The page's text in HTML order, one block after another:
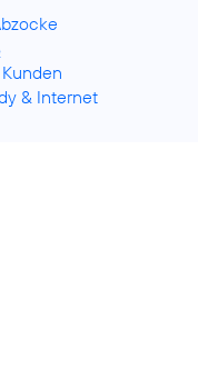
Kunden
& Internet